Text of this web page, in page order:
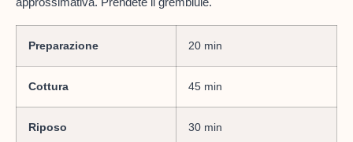
Preparazione 20 min
Cottura 45 min
Riposo 30 min